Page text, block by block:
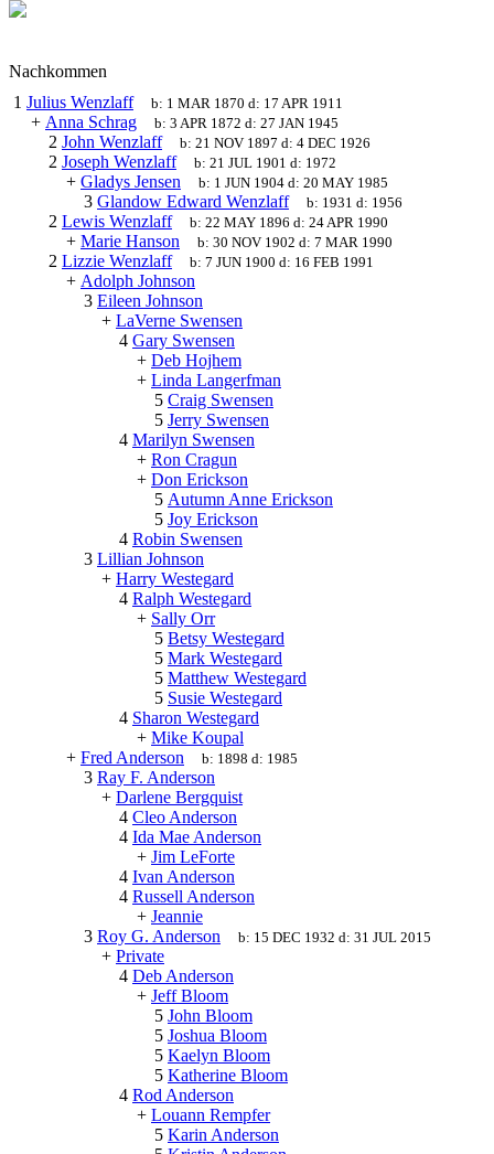
Nachkommen
1 Julius Wenzlaff b: 1 MAR 1870 d: 17 APR 1911
+ Anna Schrag b:3 APR 1872 d:27 JAN 1945
2 John Wenzlaff b:21 NOV 1897 d:4 DEC 1926
2 Joseph Wenzlaff b:21 JUL 1901 d: 1972
+ Gladys Jensen b: 1 JUN 1904 d:20 MAY 1985
3 Glandow Edward Wenzlaff b: 1931 d: 1956
2 Lewis Wenzlaff b:22 MAY 1896 d:24 APR 1990
+ Marie Hanson b:30 NOV 1902 d:7 MAR 1990
2 Lizzie Wenzlaff b:7 JUN 1900 d: 16 FEB 1991
+ Adolph Johnson
3 Eileen Johnson
+ LaVerne Swensen
4 Gary Swensen
+ Deb Hojhem
+ Linda Langerfman
5 Craig Swensen
5 Jerry Swensen
4 Marilyn Swensen
+ Ron Cragun
+ Don Erickson
5 Autumn Anne Erickson
5 Joy Erickson
4 Robin Swensen
3 Lillian Johnson
+ Harry Westegard
4 Ralph Westegard
+ Sally Orr
5 Betsy Westegard
5 Mark Westegard
5 Matthew Westegard
5 Susie Westegard
4 Sharon Westegard
+ Mike Koupal
+ Fred Anderson b: 1898 d: 1985
3 Ray F. Anderson
+ Darlene Bergquist
4 Cleo Anderson
4 Ida Mae Anderson
+ Jim LeForte
4 Ivan Anderson
4 Russell Anderson
+ Jeannie
3 Roy G. Anderson b: 15 DEC 1932 d:31 JUL 2015
+ Private
4 Deb Anderson
+ Jeff Bloom
5 John Bloom
5 Joshua Bloom
5 Kaelyn Bloom
5 Katherine Bloom
4 Rod Anderson
+ Louann Rempfer
5 Karin Anderson